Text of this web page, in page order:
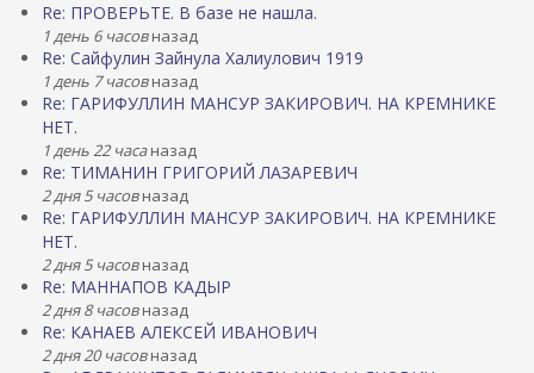
Re: ПРОВЕРЬТЕ. В базе не нашла.
1 день 6 часовназад
Re: Сайфулин Зайнула Халиулович 1919
1 день 7 часовназад
Re: ГАРИФУЛЛИН МАНСУР ЗАКИРОВИЧ. НА КРЕМНИКЕ
НЕТ.
1 день 22 часаназад
Re: ТИМАНИН ГРИГОРИЙ ЛАЗАРЕВИЧ
2 дня 5 часовназад
Re: ГАРИФУЛЛИН МАНСУР ЗАКИРОВИЧ. НА КРЕМНИКЕ
НЕТ.
2 дня 5 часовназад
Re: МАННАПОВ КАДЫР
2 дня 8 часовназад
Re: КАНАЕВ АЛЕКСЕЙ ИВАНОВИЧ
2 дня 20 часовназад